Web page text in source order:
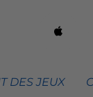
DES JEUX